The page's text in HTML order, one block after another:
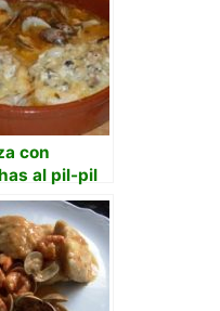
con
al pil-pil